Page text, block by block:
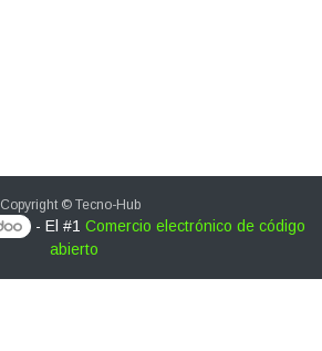
Copyright © Tecno-Hub
- El #1 Comercio electrónico de código
abierto